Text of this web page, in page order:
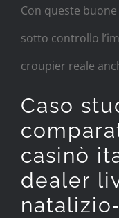
Con queste
sotto controllo
croupier reale
Caso
casinò
dealer